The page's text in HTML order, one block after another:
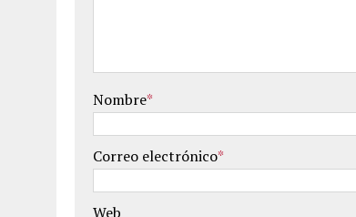
Nombre*
Correo electrónico*
Web